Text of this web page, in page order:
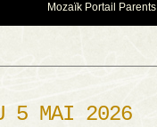
Mozaïk Portail Parents
5 MAI 2026